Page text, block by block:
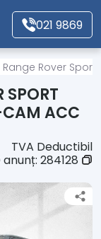
021 9869
Range Rover Sport
SPORT
ACC
TVA Deductibil
anunț: 284128